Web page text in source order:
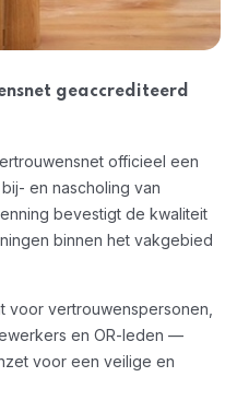
geaccrediteerd
officieel een
en nascholing van
bevestigt de kwaliteit
binnen het vakgebied
voor vertrouwenspersonen,
en OR-leden —
voor een veilige en